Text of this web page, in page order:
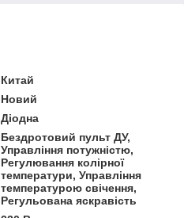
Китай
Новий
Діодна
Бездротовий пульт ДУ,
Управління потужністю,
Регулювання колірної
температури, Управління
температурою свічення,
Регульована яскравість